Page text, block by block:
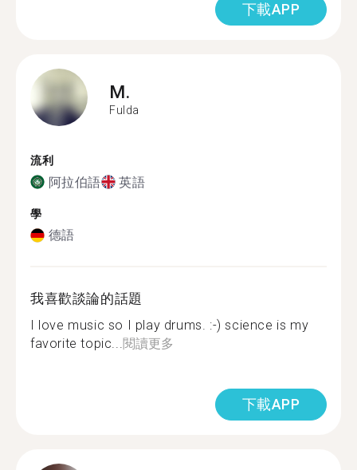
下載APP
M.
Fulda
流利
阿拉伯語 英語
學
德語
我喜歡談論的話題
I love music so I play drums. :-) science is my
favorite topic...閱讀更多
下載APP